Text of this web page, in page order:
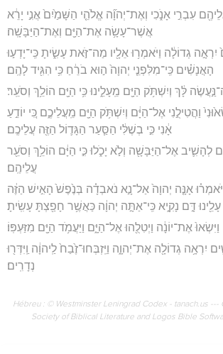
עִבְרִ֣י אָנֹ֑כִי וְאֶת־יְהוָ֞ה אֱלֹהֵ֤י הַשָּׁמַ֙יִם֙ אֲנִ֣י יָרֵ֔א
אֲשֶׁר־עָשָׂ֥ה אֶת־הַיָּ֖ם וְאֶת־הַיַּבָּשָֽׁה׃
יִרְאָ֣ה גְדוֹלָ֔ה וַיֹּאמְר֥וּ אֵלָ֖יו מַה־זֹּ֣את עָשִׂ֑יתָ כִּֽי־יָדְע֣וּ
הָאֲנָשִׁ֗ים כִּֽי־מִלִּפְנֵ֤י יְהוָה֙ ה֣וּא בֹרֵ֔חַ כִּ֥י הִגִּ֖יד לָהֶֽם׃
לָּ֔ךְ וְיִשְׁתֹּ֥ק הַיָּ֖ם מֵֽעָלֵ֑ינוּ כִּ֥י הַיָּ֖ם הוֹלֵ֥ךְ וְסֹעֵֽר׃
וַהֲטִילֻ֣נִי אֶל־הַיָּ֔ם וְיִשְׁתֹּ֥ק הַיָּ֖ם מֵֽעֲלֵיכֶ֑ם כִּ֚י יוֹדֵ֣עַ
אָ֔נִי כִּ֣י בְשֶׁלִּ֔י הַסַּ֧עַר הַגָּד֛וֹל הַזֶּ֖ה עֲלֵיכֶֽם׃
לְהָשִׁ֛יב אֶל־הַיַּבָּשָׁ֖ה וְלֹ֣א יָכֹ֑לוּ כִּ֣י הַיָּ֔ם הוֹלֵ֥ךְ וְסֹעֵ֖ר
עֲלֵיהֶֽם׃
וַיֹּאמְר֗וּ אָנָּ֤ה יְהוָה֙ אַל־נָ֣א נֹאבְדָ֗ה בְּנֶ֙פֶשׁ֙ הָאִ֣ישׁ הַזֶּ֔ה
עָלֵ֖ינוּ דָּ֣ם נָקִ֑יא כִּֽי־אַתָּ֣ה יְהוָ֔ה כַּאֲשֶׁ֥ר חָפַ֖צְתָּ עָשִֽׂיתָ׃
וַיִּשְׂאוּ֙ אֶת־יוֹנָ֔ה וַיְטִלֻ֖הוּ אֶל־הַיָּ֑ם וַיַּעֲמֹ֥ד הַיָּ֖ם מִזַּעְפּֽוֹ׃
יִרְאָ֥ה גְדוֹלָ֖ה אֶת־יְהוָ֑ה וַיִּֽזְבְּחוּ־זֶ֙בַח֙ לַֽיהוָ֔ה וַֽיִּדְּר֖וּ
נְדָרִֽים׃
Hébreu : © Westminster Leningrad Codex - tanach.us ---
Society of Biblical Literature and Logos Bible